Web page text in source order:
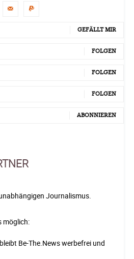
GEFÄLLT MIR
FOLGEN
FOLGEN
FOLGEN
ABONNIEREN
Journalismus.
möglich:
Be-The.News werbefrei und